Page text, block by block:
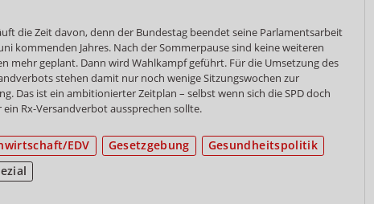
die Zeit davon, denn der Bundestag beendet seine Parlamentsarbeit
kommenden Jahres. Nach der Sommerpause sind keine weiteren
mehr geplant. Dann wird Wahlkampf geführt. Für die Umsetzung des
stehen damit nur noch wenige Sitzungswochen zur
Das ist ein ambitionierter Zeitplan – selbst wenn sich die SPD doch
ein Rx-Versandverbot aussprechen sollte.
EDV Gesetzgebung
Gesundheitspolitik